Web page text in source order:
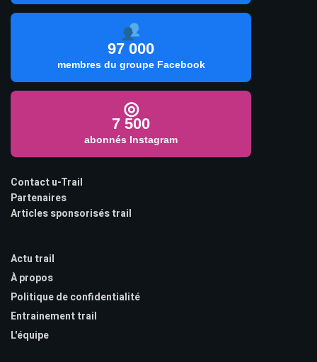
97 000
membres du groupe Facebook
◎
7 500
abonnés Instagram
Contact u-Trail
Partenaires
Articles sponsorisés trail
Actu trail
À propos
Politique de confidentialité
Entrainement trail
L'équipe